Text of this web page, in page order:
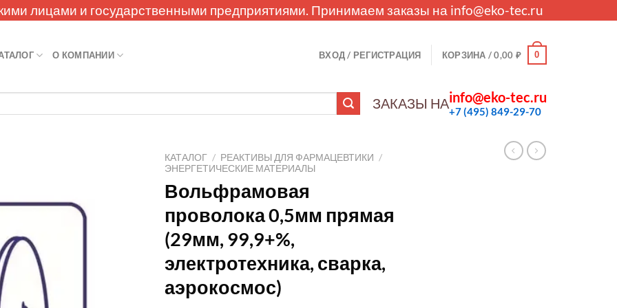
лицами и государственными предприятиями. Принимаем заказы на info@eko-tec.ru
О КОМПАНИИ ВХОД / РЕГИСТРАЦИЯ КОРЗИНА /0,00 ₽ 0
ЗАКАЗЫ НАinfo@eko-tec.ru
+7 (495) 849-29-70
КАТАЛОГ / РЕАКТИВЫ ДЛЯ ФАРМАЦЕВТИКИ /
ЭНЕРГЕТИЧЕСКИЕ МАТЕРИАЛЫ
Вольфрамовая
проволока 0,5мм прямая
(29мм, 99,9+%,
электротехника, сварка,
аэрокосмос)